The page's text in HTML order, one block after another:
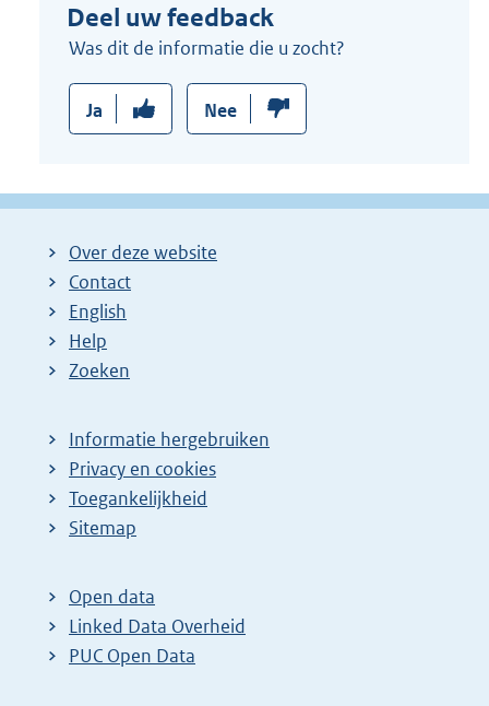
Deel uw feedback
Was dit de informatie die u zocht?
Ja Nee
Over deze website
Contact
English
Help
Zoeken
Informatie hergebruiken
Privacy en cookies
Toegankelijkheid
Sitemap
Open data
Linked Data Overheid
PUC Open Data